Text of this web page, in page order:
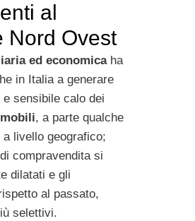
al
Nord Ovest
ed economicaha
in Italia a generare
sensibile calo dei
, a parte qualche
livello geografico;
compravendita si
dilatati e gli
al passato,
selettivi.